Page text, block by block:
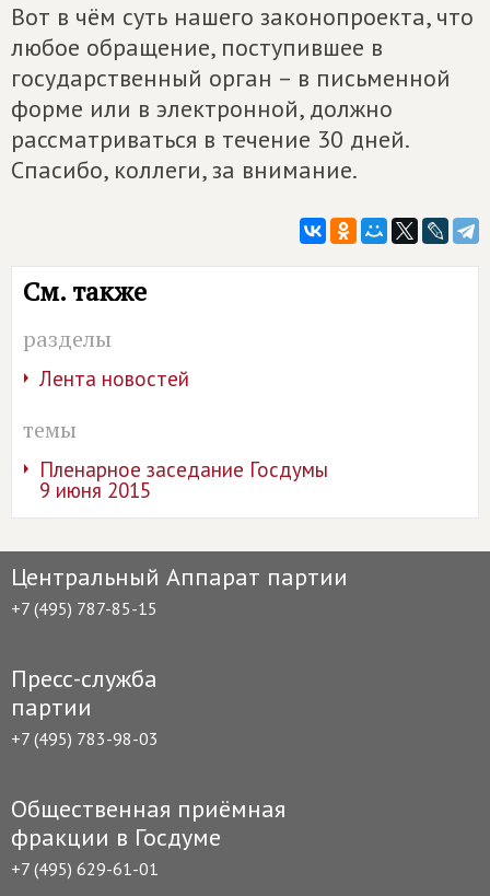
Вот в чём суть нашего законопроекта, что
любое обращение, поступившее в
государственный орган – в письменной
форме или в электронной, должно
рассматриваться в течение 30 дней.
Спасибо, коллеги, за внимание.
См. также
разделы
Лента новостей
темы
Пленарное заседание Госдумы
9 июня 2015
Центральный Аппарат партии
+7 (495) 787-85-15
Пресс-служба
партии
+7 (495) 783-98-03
Общественная приёмная
фракции в Госдуме
+7 (495) 629-61-01